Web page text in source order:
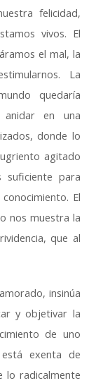
felicidad,
vivos. El
el mal, la
La
quedaría
anidar en una
donde lo
agitado
para
El
nos muestra la
que al
insinúa
y objetivar la
de uno
exenta de
lo radicalmente